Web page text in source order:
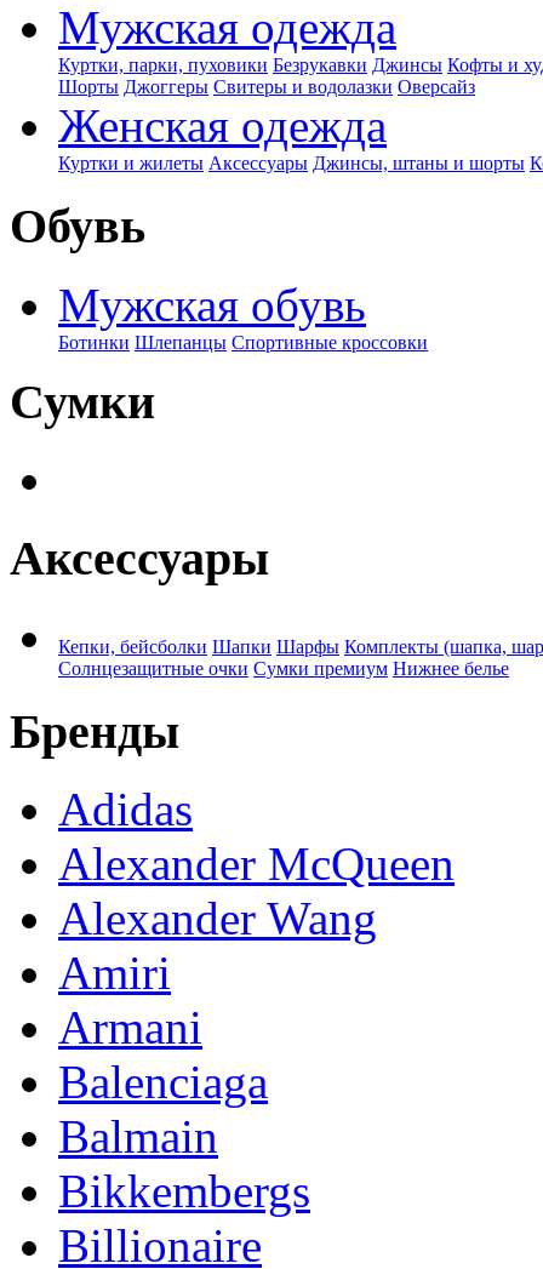
Мужская одежда
Куртки, парки, пуховики Безрукавки Джинсы Кофты и
Шорты Джоггеры Свитеры и водолазки Оверсайз
Женская одежда
Куртки и жилеты Аксессуары Джинсы, штаны и шорты
Обувь
Мужская обувь
Ботинки Шлепанцы Спортивные кроссовки
Сумки
Аксессуары
Кепки, бейсболки Шапки Шарфы Комплекты (шапка,
Солнцезащитные очки Сумки премиум Нижнее белье
Бренды
Adidas
Alexander McQueen
Alexander Wang
Amiri
Armani
Balenciaga
Balmain
Bikkembergs
Billionaire